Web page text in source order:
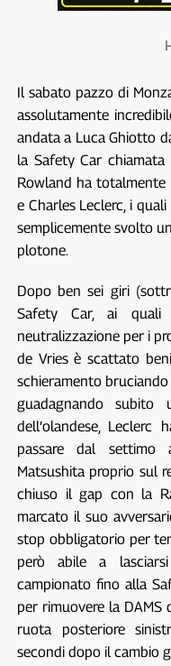
Il sabato pazzo di
assolutamente
andata a Luca Ghiotto
la Safety Car
Rowland ha
e Charles Leclerc, i
semplicemente svolto
plotone.
Dopo ben sei giri
Safety Car, ai
neutralizzazione per i
de Vries è scattato
schieramento
guadagnando subito
dell’olandese,
passare dal settimo
Matsushita proprio sul
chiuso il gap con la
marcato il suo
stop obbligatorio per
però abile a
campionato fino alla
per rimuovere la DAMS
ruota posteriore
secondi dopo il cambio